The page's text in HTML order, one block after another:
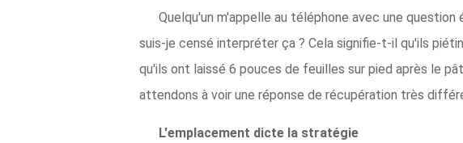
Quelqu'un m'appelle au téléphone avec une
suis-je censé interpréter ça ? Cela signifie-t-il qu'ils
qu'ils ont laissé 6 pouces de feuilles sur pied après le
attendons à voir une réponse de récupération très
L'emplacement dicte la stratégie